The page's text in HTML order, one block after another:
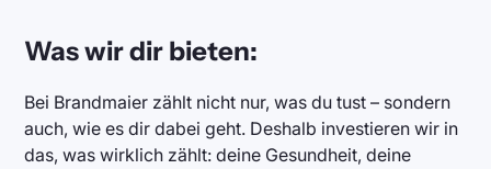
Was wir dir bieten:
Bei Brandmaier zählt nicht nur, was du tust – sondern
auch, wie es dir dabei geht. Deshalb investieren wir in
das, was wirklich zählt: deine Gesundheit, deine